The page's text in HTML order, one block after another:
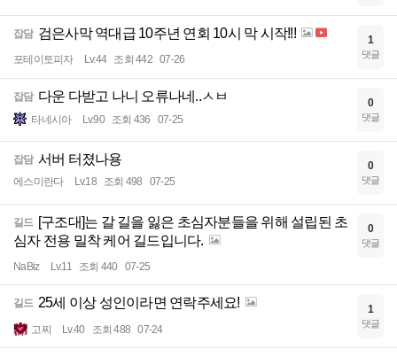
잡담 검은사막 역대급 10주년 연회 10시 막 시작!!!
포테이토피자 Lv.44 조회 442 07-26
1
댓글
잡담 다운 다받고 나니 오류나네..ㅅㅂ
타네시아 Lv.90 조회 436 07-25
0
댓글
잡담 서버 터졌나용
에스미란다 Lv.18 조회 498 07-25
0
댓글
길드 [구조대]는 갈 길을 잃은 초심자분들을 위해 설립된 초
심자 전용 밀착 케어 길드입니다.
NaBiz Lv.11 조회 440 07-25
0
댓글
길드 25세 이상 성인이라면 연락주세요!
고찌 Lv.40 조회 488 07-24
1
댓글